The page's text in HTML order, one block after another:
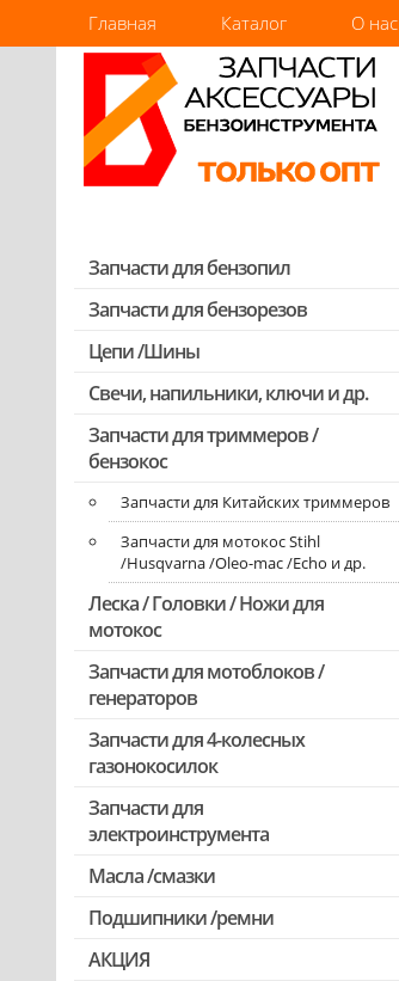
Главная Каталог О нас
Запчасти для бензопил
Запчасти для бензопил Stihl
Запчасти для бензопил Husqvarna,
Запчасти для Китайских бензопил
Запчасти для бензопил Oleo-mac,
Echo и др.
Запчасти для бензорезов
Цепи /Шины
Свечи, напильники, ключи и др.
Запчасти для триммеров /
бензокос
Запчасти для Китайских триммеров
Запчасти для мотокос Stihl
/Husqvarna /Oleo-mac /Echo и др.
Леска / Головки / Ножи для
мотокос
Запчасти для мотоблоков /
генераторов
Запчасти для 4-колесных
газонокосилок
Запчасти для
электроинструмента
Двигатели, редукторы для
Патроны для шуруповертов /
перфораторов
Масла /смазки
Подшипники /ремни
АКЦИЯ